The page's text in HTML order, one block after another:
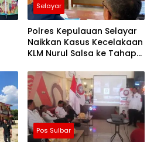
Selayar
Polres Kepulauan Selayar
Naikkan Kasus Kecelakaan
KLM Nurul Salsa ke Tahap
Pos Sulbar